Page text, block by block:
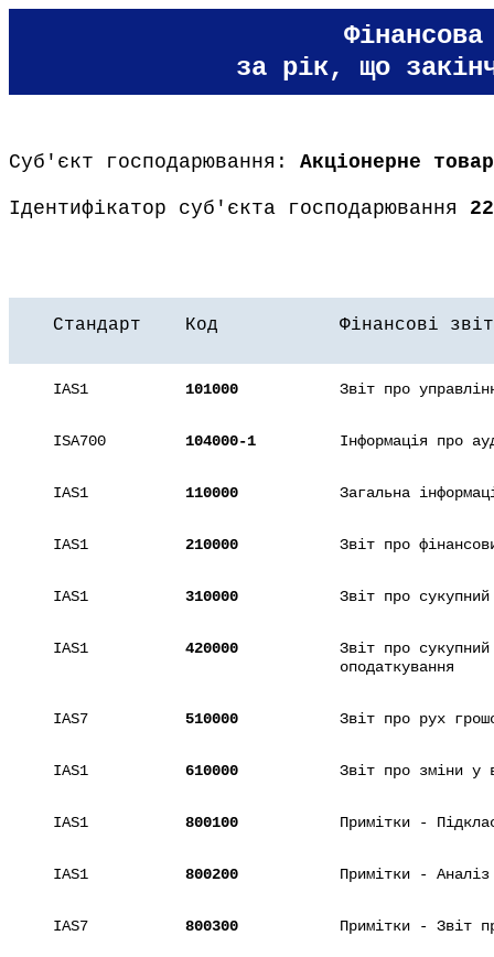
за рік, що
Суб'єкт господарювання: Акціонерне
Ідентифікатор суб'єкта господарювання
Стандарт Код Фінансові
IAS1 101000 Звіт про
ISA700 104000-1 Інформація про
IAS1 110000 Загальна
IAS1 210000 Звіт про
IAS1 310000 Звіт про
IAS1 420000
Звіт про
оподаткування
IAS7 510000 Звіт про рух
IAS1 610000 Звіт про зміни у
IAS1 800100 Примітки -
IAS1 800200 Примітки -
IAS7 800300 Примітки - Звіт